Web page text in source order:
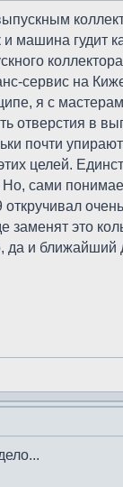
машина гудит
сервис на
я с
отверстия в
почти
целей.
сами
это
да и